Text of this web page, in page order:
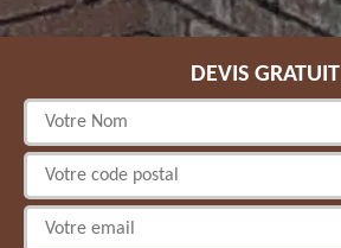
DEVIS GRATUIT